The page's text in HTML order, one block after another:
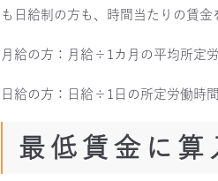
も日給制の方も、時間当たりの賃金
月給の方：月給÷1カ月の平均所定
日給の方：日給÷1日の所定労働時間
最低賃金に算